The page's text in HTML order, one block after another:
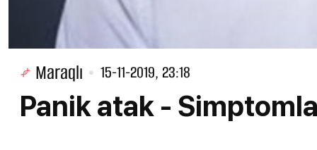
Maraqlı 15-11-2019, 23:18
Panik atak -